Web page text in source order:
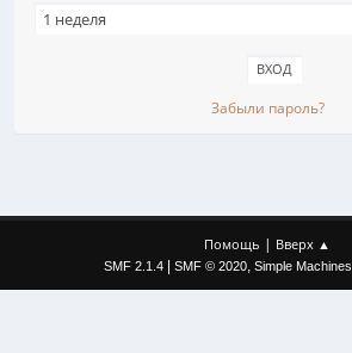
Забыли пароль?
Помощь | Вверх ▲
SMF 2.1.4 SMF © 2020, Simple Machines